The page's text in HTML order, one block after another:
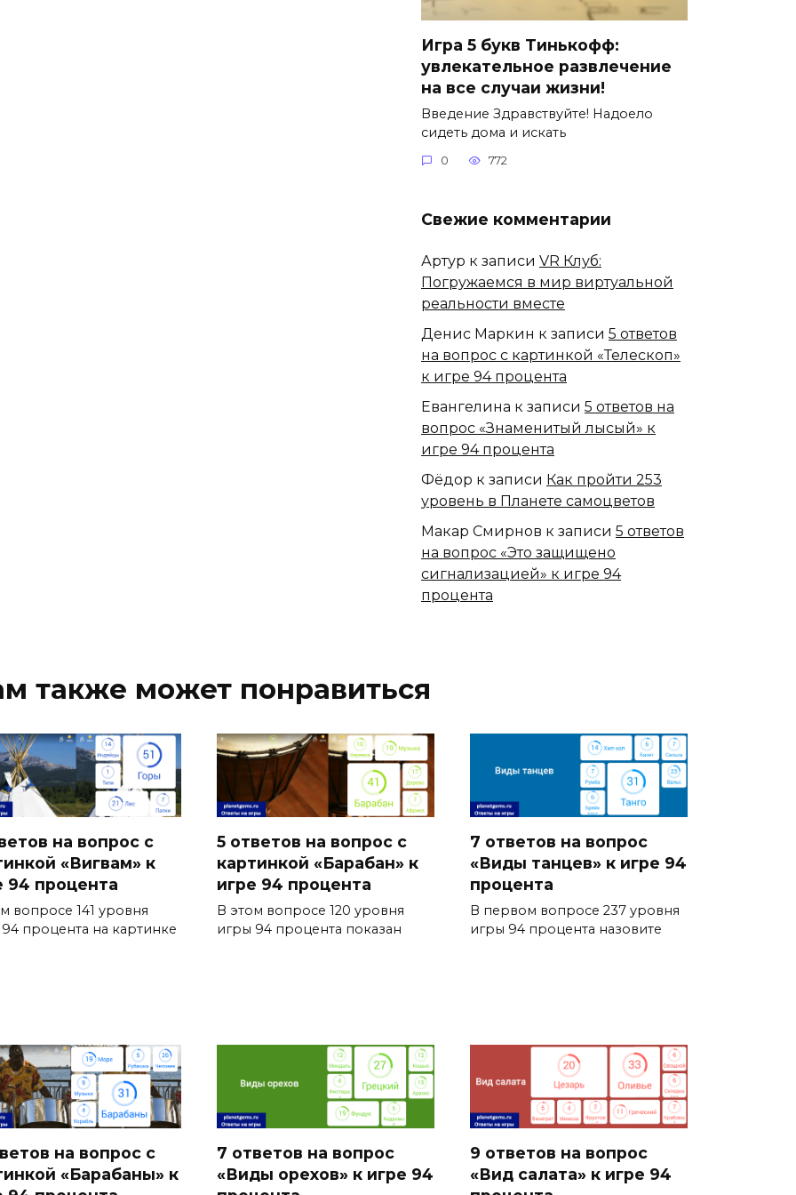
Игра 5 букв Тинькофф:
увлекательное развлечение
на все случаи жизни!
Введение Здравствуйте! Надоело
сидеть дома и искать
0 772
Свежие комментарии
Артур к записи VR Клуб:
Погружаемся в мир виртуальной
реальности вместе
Денис Маркин к записи 5 ответов
на вопрос с картинкой «Телескоп»
к игре 94 процента
Евангелина к записи 5 ответов на
вопрос «Знаменитый лысый» к
игре 94 процента
Фёдор к записи Как пройти 253
уровень в Планете самоцветов
Макар Смирнов к записи 5 ответов
на вопрос «Это защищено
сигнализацией» к игре 94
процента
также может понравиться
на вопрос с
«Вигвам» к
94 процента
вопросе 141 уровня
процента на картинке
5 ответов на вопрос с
картинкой «Барабан» к
игре 94 процента
В этом вопросе 120 уровня
игры 94 процента показан
7 ответов на вопрос
«Виды танцев» к игре 94
процента
В первом вопросе 237 уровня
игры 94 процента назовите
на вопрос с
«Барабаны» к
7 ответов на вопрос
«Виды орехов» к игре 94
9 ответов на вопрос
«Вид салата» к игре 94